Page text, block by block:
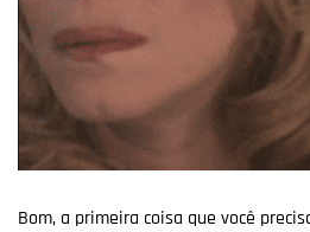
Bom, a primeira coisa que você